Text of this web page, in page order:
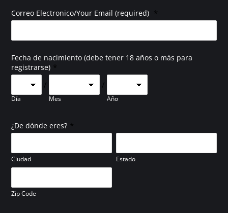
Correo Electronico/Your Email (required) *
Fecha de nacimiento (debe tener 18 años o más para
registrarse) *
Día
/
Mes
/
Año
¿De dónde eres? *
Ciudad Estado
Zip Code